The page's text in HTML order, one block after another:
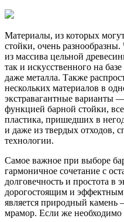
Материалы, из которых
стойки, очень
из массива цельной
так и искусственного на
даже металла. Также
нескольких материалов в
экстравагантные варианты
функцией барной стойки,
пластика, пришедших в
и даже из твердых отходов,
технологии.
Самое важное при выборе
гармоничное сочетание с
долговечность и простота в
дорогостоящим и
является природный камень
мрамор. Если же